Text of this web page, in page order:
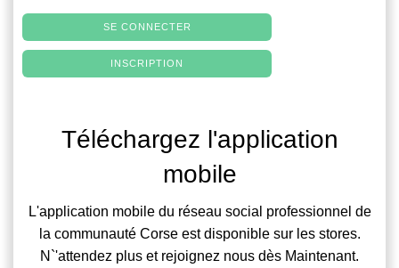
SE CONNECTER
INSCRIPTION
Téléchargez l'application
mobile
L'application mobile du réseau social professionnel de
la communauté Corse est disponible sur les stores.
N`'attendez plus et rejoignez nous dès Maintenant.